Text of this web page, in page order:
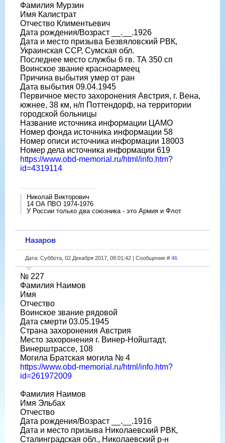
Фамилия Мурзин
Имя Калистрат
Отчество Климентьевич
Дата рождения/Возраст __.__.1926
Дата и место призыва Безвяловский РВК,
Украинская ССР, Сумская обл.
Последнее место службы 6 гв. ТА 350 сп
Воинское звание красноармеец
Причина выбытия умер от ран
Дата выбытия 09.04.1945
Первичное место захоронения Австрия, г. Вена,
южнее, 38 км, н/п Поттендорф, на территории
городской больницы
Название источника информации ЦАМО
Номер фонда источника информации 58
Номер описи источника информации 18003
Номер дела источника информации 619
https://www.obd-memorial.ru/html/info.htm?
id=4319114
Николай Викторович
14 ОА ПВО 1974-1976
У России только два союзника - это Армия и Флот
Назаров
Дата: Суббота, 02 Декабря 2017, 08:01:42 | Сообщение # 46
№ 227
Фамилия Наимов
Имя
Отчество
Воинское звание рядовой
Дата смерти 03.05.1945
Страна захоронения Австрия
Место захоронения г. Винер-Нойштадт,
Винерштрассе, 108
Могила Братская могила № 4
https://www.obd-memorial.ru/html/info.htm?
id=261972009
Фамилия Наимов
Имя Эльбах
Отчество
Дата рождения/Возраст __.__.1916
Дата и место призыва Николаевский РВК,
Сталинградская обл., Николаевский р-н